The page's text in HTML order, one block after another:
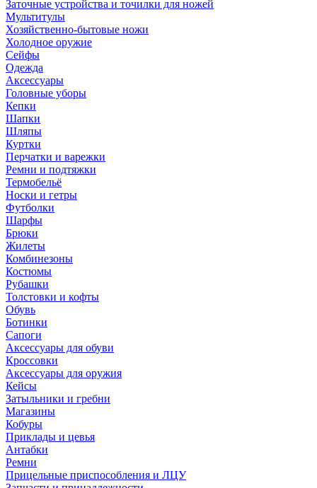
Заточные устройства и точилки для ножей
Мультитулы
Хозяйственно-бытовые ножи
Холодное оружие
Сейфы
Одежда
Аксессуары
Головные уборы
Кепки
Шапки
Шляпы
Куртки
Перчатки и варежки
Ремни и подтяжки
Термобельё
Носки и гетры
Футболки
Шарфы
Брюки
Жилеты
Комбинезоны
Костюмы
Рубашки
Толстовки и кофты
Обувь
Ботинки
Сапоги
Аксессуары для обуви
Кроссовки
Аксессуары для оружия
Кейсы
Затыльники и гребни
Магазины
Кобуры
Приклады и цевья
Антабки
Ремни
Прицельные приспособления и ЛЦУ